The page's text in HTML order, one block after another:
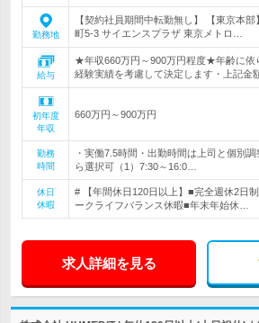
勤務地
【契約社員期間中転勤無し】 【東京本
町5-3 サイエンスプラザ 東京メトロ…
給与
★年収660万円～900万円程度★年齢に依
経験実績を考慮して決定します・上記金
初年度
年収
660万円～900万円
勤務
時間
・実働7.5時間・出勤時間は上司と個別
ら選択可（1）7:30～16:0…
休日
休暇
# 【年間休日120日以上】■完全週休2日
ークライフバランス休暇■年末年始休…
求人詳細を見る